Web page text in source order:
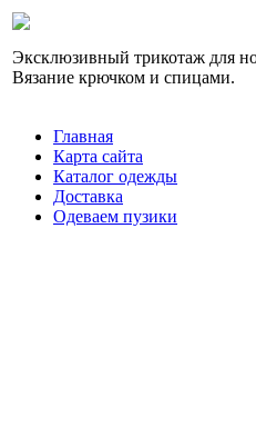
Эксклюзивный трикотаж для
Вязание крючком и спицами.
Главная
Карта сайта
Каталог одежды
Доставка
Одеваем пузики